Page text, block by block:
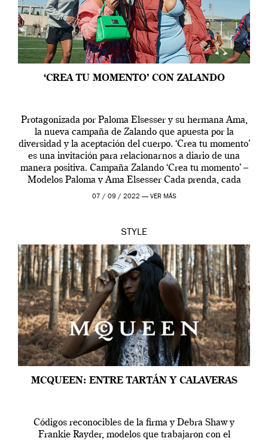
‘CREA TU MOMENTO’ CON ZALANDO
Protagonizada por Paloma Elsesser y su hermana Ama,
la nueva campaña de Zalando que apuesta por la
diversidad y la aceptación del cuerpo. ‘Crea tu momento’
es una invitación para relacionarnos a diario de una
manera positiva. Campaña Zalando ‘Crea tu momento’ –
Modelos Paloma y Ama Elsesser Cada prenda, cada
outfit, cada momento, caracteriza […]
07 / 09 / 2022 — VER MÁS
STYLE
MCQUEEN: ENTRE TARTÁN Y CALAVERAS
Códigos reconocibles de la firma y Debra Shaw y
Frankie Rayder, modelos que trabajaron con el